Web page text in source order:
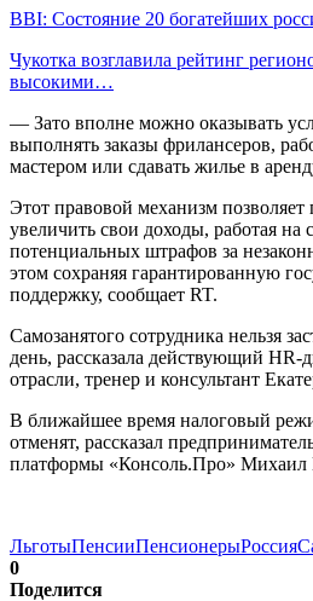
BBI: Состояние 20 богатейших
Чукотка возглавила рейтинг
высокими…
— Зато вполне можно оказывать
выполнять заказы фрилансеров,
мастером или сдавать жилье в
Этот правовой механизм позволяет
увеличить свои доходы, работая на
потенциальных штрафов за
этом сохраняя гарантированную
поддержку, сообщает RT.
Самозанятого сотрудника нельзя
день, рассказала действующий HR-
отрасли, тренер и консультант
В ближайшее время налоговый
отменят, рассказал
платформы «Консоль.Про» Михаил
ЛьготыПенсииПенсионерыРоссия
0
Поделится